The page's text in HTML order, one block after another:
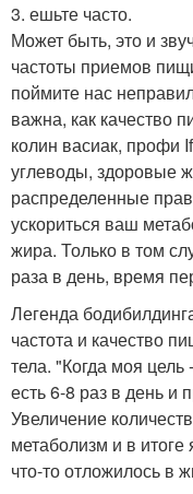
3. ешьте часто.
Может быть, это и
частоты приемов
поймите нас
важна, как качество
колин васиак, профи
углеводы, здоровые
распределенные
ускориться ваш
жира. Только в том
раза в день, время
Легенда
частота и качество
тела. "Когда моя
есть 6-8 раз в день и
Увеличение
метаболизм и в
что-то отложилось в